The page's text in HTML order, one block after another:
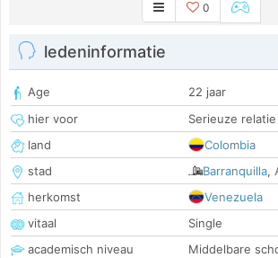
0
ledeninformatie
Age
22 jaar
hier voor
Serieuze relatie
land
Colombia
stad
Barranquilla,
herkomst
Venezuela
vitaal
Single
academisch niveau
Middelbare